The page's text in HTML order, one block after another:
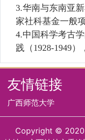
3.华南与东南亚
家社科基金一般
4.中国科学考古
践（ 1928-1949）
友情链接
广西师范大学
Copyright © 2020